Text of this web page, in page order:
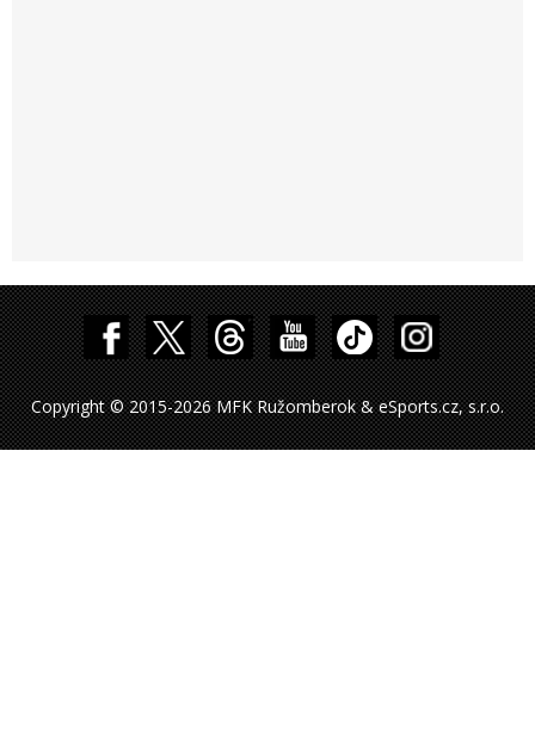
Copyright © 2015-2026 MFK Ružomberok & eSports.cz, s.r.o.